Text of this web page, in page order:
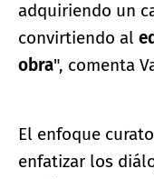
adquiriendo un
convirtiendo al
obra", comenta
El enfoque
enfatizar los